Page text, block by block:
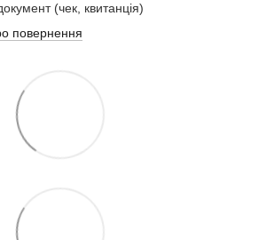
(чек, квитанція)
повернення